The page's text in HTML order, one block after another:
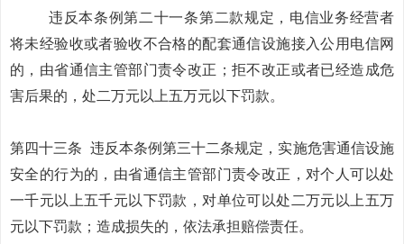
违反本条例第二十一条第二款规定，电信业务经营者
将未经验收或者验收不合格的配套通信设施接入公用电信网
的，由省通信主管部门责令改正；拒不改正或者已经造成危
害后果的，处二万元以上五万元以下罚款。
第四十三条 违反本条例第三十二条规定，实施危害通信设施
安全的行为的，由省通信主管部门责令改正，对个人可以处
一千元以上五千元以下罚款，对单位可以处二万元以上五万
元以下罚款；造成损失的，依法承担赔偿责任。